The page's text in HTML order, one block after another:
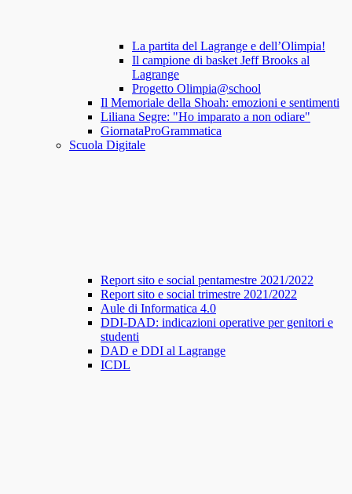
La partita del Lagrange e dell’Olimpia!
Il campione di basket Jeff Brooks al
Lagrange
Progetto Olimpia@school
Il Memoriale della Shoah: emozioni e sentimenti
Liliana Segre: "Ho imparato a non odiare"
GiornataProGrammatica
Scuola Digitale
Report sito e social pentamestre 2021/2022
Report sito e social trimestre 2021/2022
Aule di Informatica 4.0
DDI-DAD: indicazioni operative per genitori e
studenti
DAD e DDI al Lagrange
ICDL